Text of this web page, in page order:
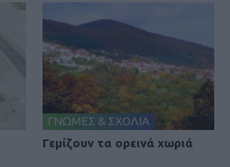
ΓΝΩΜΕΣ & ΣΧΟΛΙΑ
Γεμίζουν τα ορεινά χωριά